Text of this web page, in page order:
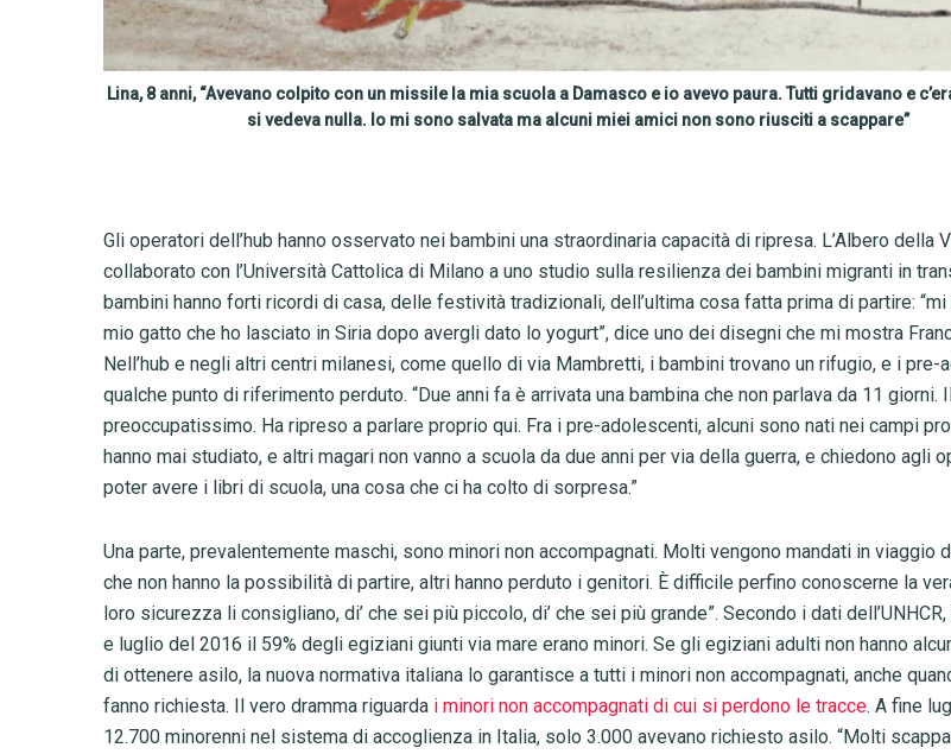
Lina, 8 anni, “Avevano colpito con un missile la mia scuola a Damasco e io avevo paura. Tutti gridavano e
si vedeva nulla. Io mi sono salvata ma alcuni miei amici non sono riusciti a scappare”
Gli operatori dell’hub hanno osservato nei bambini una straordinaria capacità di ripresa. L’Albero della
collaborato con l’Università Cattolica di Milano a uno studio sulla resilienza dei bambini migranti in
bambini hanno forti ricordi di casa, delle festività tradizionali, dell’ultima cosa fatta prima di partire: “mi
mio gatto che ho lasciato in Siria dopo avergli dato lo yogurt”, dice uno dei disegni che mi mostra
Nell’hub e negli altri centri milanesi, come quello di via Mambretti, i bambini trovano un rifugio, e i pre-
qualche punto di riferimento perduto. “Due anni fa è arrivata una bambina che non parlava da 11 giorni.
preoccupatissimo. Ha ripreso a parlare proprio qui. Fra i pre-adolescenti, alcuni sono nati nei campi
hanno mai studiato, e altri magari non vanno a scuola da due anni per via della guerra, e chiedono agli
poter avere i libri di scuola, una cosa che ci ha colto di sorpresa.”
Una parte, prevalentemente maschi, sono minori non accompagnati. Molti vengono mandati in viaggio
che non hanno la possibilità di partire, altri hanno perduto i genitori. È difficile perfino conoscerne la
loro sicurezza li consigliano, di’ che sei più piccolo, di’ che sei più grande”. Secondo i dati
e luglio del 2016 il 59% degli egiziani giunti via mare erano minori. Se gli egiziani adulti non hanno
di ottenere asilo, la nuova normativa italiana lo garantisce a tutti i minori non accompagnati, anche
fanno richiesta. Il vero dramma riguarda i minori non accompagnati di cui si perdono le tracce. A fine
12.700 minorenni nel sistema di accoglienza in Italia, solo 3.000 avevano richiesto asilo. “Molti